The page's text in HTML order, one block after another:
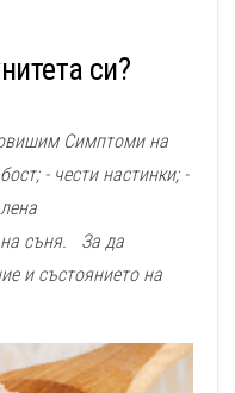
си?
Симптоми на
- чести настинки; -
на съня. За да
и състоянието на